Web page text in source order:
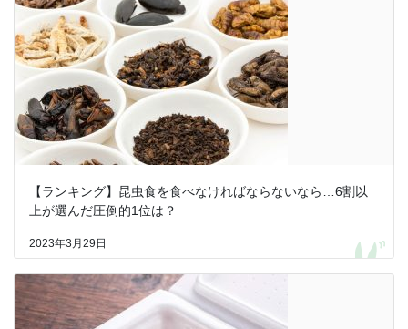
【ランキング】昆虫食を食べなければならないなら…6割以
上が選んだ圧倒的1位は？
2023年3月29日